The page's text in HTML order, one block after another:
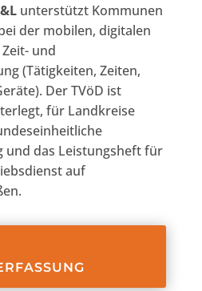
unterstützt Kommunen
der mobilen, digitalen
und
(Tätigkeiten, Zeiten,
Der TVöD ist
für Landkreise
und das Leistungsheft für
auf